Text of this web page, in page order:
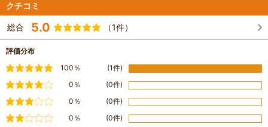
クチコミ
総合 5.0 （1件）
評価分布
満足
100％ (1件)
やや満足
0％ (0件)
普通0％ (0件)
やや不満
0％ (0件)